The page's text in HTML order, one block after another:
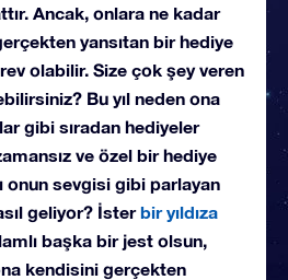
Ancak, onlara ne kadar
yansıtan bir hediye
olabilir. Size çok şey veren
Bu yıl neden ona
gibi sıradan hediyeler
ve özel bir hediye
onun sevgisi gibi parlayan
geliyor? İsterbir yıldıza
başka bir jest olsun,
kendisini gerçekten